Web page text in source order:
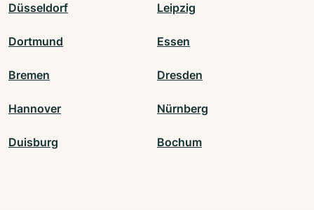
Düsseldorf Leipzig
Dortmund Essen
Bremen Dresden
Hannover Nürnberg
Duisburg Bochum